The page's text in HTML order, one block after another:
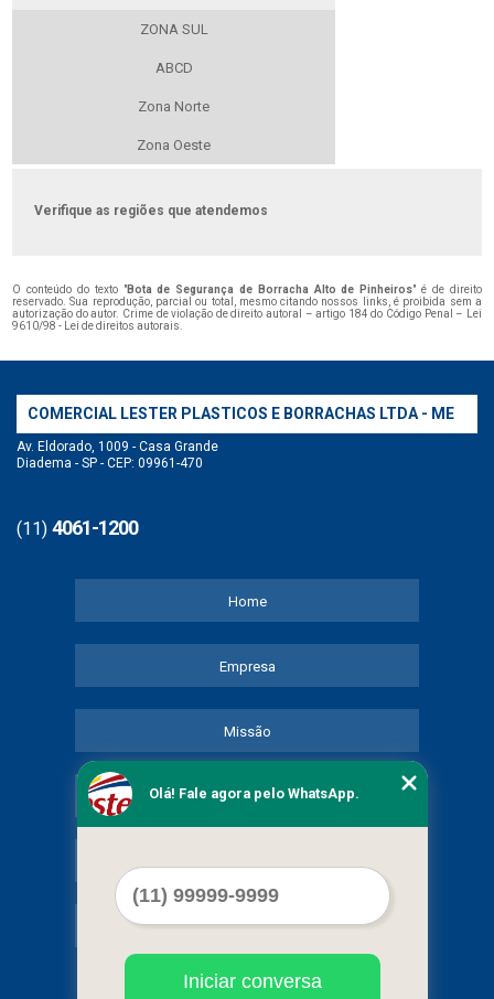
ZONA SUL
ABCD
Zona Norte
Zona Oeste
Verifique as regiões que atendemos
O conteúdo do texto "Bota de Segurança de Borracha Alto de Pinheiros" é de direito
reservado. Sua reprodução, parcial ou total, mesmo citando nossos links, é proibida sem a
autorização do autor. Crime de violação de direito autoral – artigo 184 do Código Penal –
Lei
9610/98 - Lei de direitos autorais
COMERCIAL LESTER PLASTICOS E BORRACHAS LTDA - ME
Av. Eldorado, 1009 - Casa Grande
Diadema - SP - CEP: 09961-470
(11) 4061-1200
Home
Empresa
Missão
Serviços
Mapa do site
Olá! Fale agora pelo WhatsApp.
Iniciar conversa